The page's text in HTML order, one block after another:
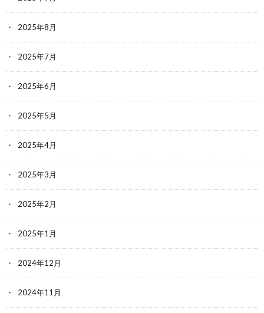
2025年8月
2025年7月
2025年6月
2025年5月
2025年4月
2025年3月
2025年2月
2025年1月
2024年12月
2024年11月